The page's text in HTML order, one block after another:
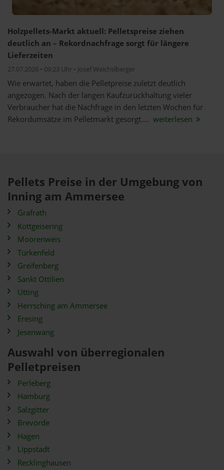
Holzpellets-Markt aktuell: Pelletspreise ziehen
deutlich an – Rekordnachfrage sorgt für längere
Lieferzeiten
27.07.2026 • 09:23 Uhr • Josef Weichslberger
Wie erwartet, haben die Pelletpreise zuletzt deutlich
angezogen. Nach der langen Kaufzurückhaltung vieler
Verbraucher hat die Nachfrage in den letzten Wochen für
Rekordumsätze im Pelletmarkt gesorgt.... weiterlesen
Pellets Preise in der Umgebung von
Inning am Ammersee
Grafrath
Kottgeisering
Moorenweis
Türkenfeld
Greifenberg
Sankt Ottilien
Utting
Herrsching am Ammersee
Eresing
Jesenwang
Auswahl von überregionalen
Pelletpreisen
Perleberg
Hamburg
Salzgitter
Brevörde
Hagen
Lippstadt
Recklinghausen